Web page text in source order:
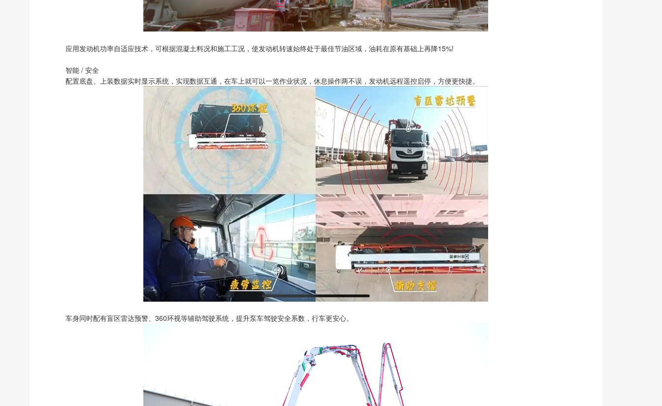
应用发动机功率自适应技术，可根据混凝土料况和施工工况，使发动机转速始终处于最佳节油区域，油耗在原有基础上再降15%!
智能 / 安全
配置底盘、上装数据实时显示系统，实现数据互通，在车上就可以一览作业状况，休息操作两不误，发动机远程遥控启停，方便更快捷。
车身同时配有盲区雷达预警、360环视等辅助驾驶系统，提升泵车驾驶安全系数，行车更安心。